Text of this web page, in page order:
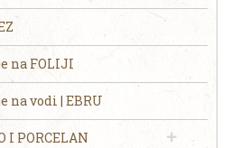
na FOLIJI
na vodi | EBRU
I PORCELAN